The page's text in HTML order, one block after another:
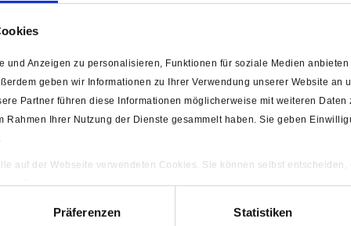
und Anzeigen zu personalisieren, Funktionen für soziale Medien
geben wir Informationen zu Ihrer Verwendung unserer Website an
Partner führen diese Informationen möglicherweise mit weiteren
Rahmen Ihrer Nutzung der Dienste gesammelt haben. Sie geben
auf der Webseite verwendeten Cookies. Sie können selbst
Cookies zulassen.
Präferenzen Statistiken
von der Abbildung leicht abweichen